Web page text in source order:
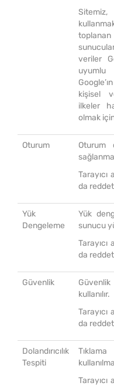
toplanan
veriler
uyumlu
kişisel
ilkeler
olmak
Oturum
Oturum
Tarayıcı
da
Yük
Dengeleme
Yük
sunucu
Tarayıcı
da
Güvenlik
kullanılır.
Tarayıcı
da
Dolandırıcılık
Tespiti
Tarayıcı